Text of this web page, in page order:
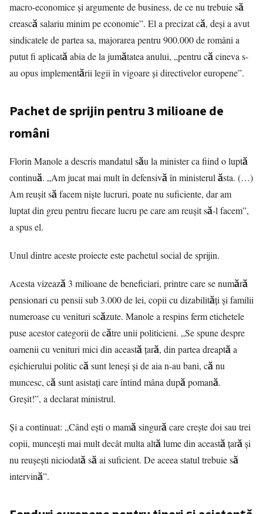
macro-economice și argumente de business, de ce nu trebuie să
crească salariu minim pe economie”. El a precizat că, deși a avut
sindicatele de partea sa, majorarea pentru 900.000 de români a
putut fi aplicată abia de la jumătatea anului, „pentru că cineva s-
au opus implementării legii în vigoare și directivelor europene”.
Pachet de sprijin pentru 3 milioane de
români
Florin Manole a descris mandatul său la minister ca fiind o luptă
continuă. „Am jucat mai mult în defensivă în ministerul ăsta. (…)
Am reușit să facem niște lucruri, poate nu suficiente, dar am
luptat din greu pentru fiecare lucru pe care am reușit să-l facem”,
a spus el.
Unul dintre aceste proiecte este pachetul social de sprijin.
Acesta vizează 3 milioane de beneficiari, printre care se numără
pensionari cu pensii sub 3.000 de lei, copii cu dizabilități și familii
numeroase cu venituri scăzute. Manole a respins ferm etichetele
puse acestor categorii de către unii politicieni. „Se spune despre
oamenii cu venituri mici din această țară, din partea dreaptă a
eșichierului politic că sunt leneși și de aia n-au bani, că nu
muncesc, că sunt asistați care întind mâna după pomană.
Greșit!”, a declarat ministrul.
Și a continuat: „Când ești o mamă singură care crește doi sau trei
copii, muncești mai mult decât multa altă lume din această țară și
nu reușești niciodată să ai suficient. De aceea statul trebuie să
intervină”.